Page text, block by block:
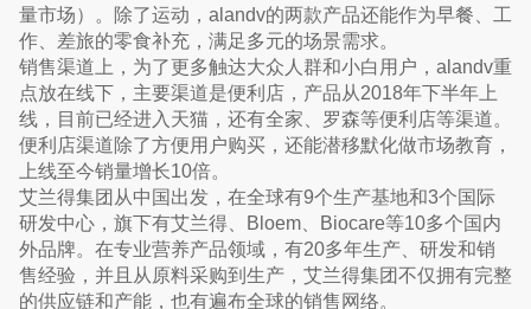
量市场）。除了运动，alandv的两款产品还能作为早餐、工
作、差旅的零食补充，满足多元的场景需求。
销售渠道上，为了更多触达大众人群和小白用户，alandv重
点放在线下，主要渠道是便利店，产品从2018年下半年上
线，目前已经进入天猫，还有全家、罗森等便利店等渠道。
便利店渠道除了方便用户购买，还能潜移默化做市场教育，
上线至今销量增长10倍。
艾兰得集团从中国出发，在全球有9个生产基地和3个国际
研发中心，旗下有艾兰得、Bloem、Biocare等10多个国内
外品牌。在专业营养产品领域，有20多年生产、研发和销
售经验，并且从原料采购到生产，艾兰得集团不仅拥有完整
的供应链和产能，也有遍布全球的销售网络。